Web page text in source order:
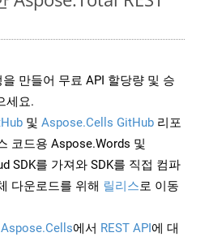
만들어 무료 API 할당량 및 승
세요.
및 Aspose.Cells GitHub 리포
코드용 Aspose.Words 및
SDK를 가져와 SDK를 직접 컴파
다운로드를 위해 릴리스로 이동
Aspose.Cells에서 REST API에 대